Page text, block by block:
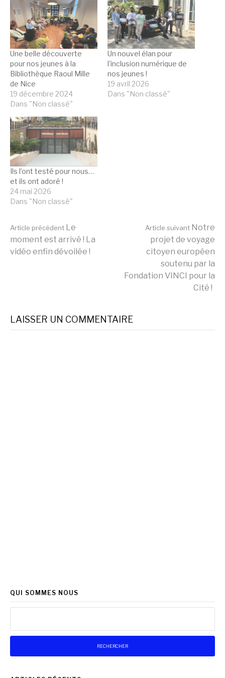
Une belle découverte
pour nos jeunes à la
Bibliothèque Raoul Mille
de Nice
19 décembre 2024
Dans "Non classé"
Un nouvel élan pour
l’inclusion numérique de
nos jeunes !
19 avril 2026
Dans "Non classé"
Ils l’ont testé pour nous…
et ils ont adoré !
24 mai 2026
Dans "Non classé"
Lire
Article précédent Le
moment est arrivé ! La
vidéo enfin dévoilée !
Article suivant Notre
projet de voyage
citoyen européen
soutenu par la
Fondation VINCI pour la
Cité !
LAISSER UN COMMENTAIRE
QUI SOMMES NOUS